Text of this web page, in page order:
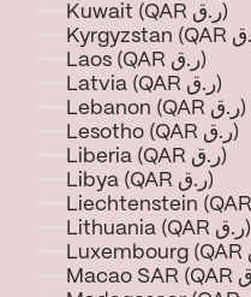
Kuwait (QAR ر.ق)
Laos (QAR ر.ق)
Latvia (QAR ر.ق)
Lebanon (QAR ر.ق)
Lesotho (QAR ر.ق)
Liberia (QAR ر.ق)
Libya (QAR ر.ق)
Lithuania (QAR ر.ق)